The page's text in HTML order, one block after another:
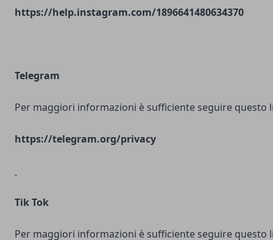
https://help.instagram.com/1896641480634370
Telegram
Per maggiori informazioni è sufficiente seguire questo
https://telegram.org/privacy
Tik Tok
Per maggiori informazioni è sufficiente seguire questo